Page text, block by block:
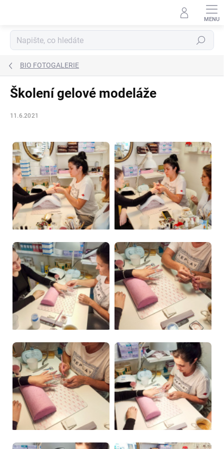
Hledat
BIO FOTOGALERIE
Školení gelové modeláže
11.6.2021